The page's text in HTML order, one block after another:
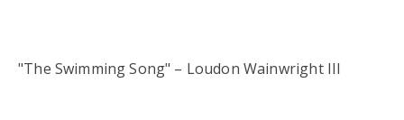
"The Swimming Song" – Loudon Wainwright III